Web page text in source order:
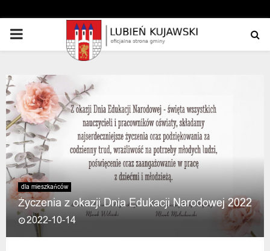
PRIMARY
dla mieszkańców
Życzenia z okazji Dnia Edukacji Narodowej 2022
2022-10-14